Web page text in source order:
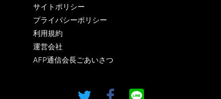
サイトポリシー
プライバシーポリシー
利用規約
運営会社
AFP通信会長ごあいさつ